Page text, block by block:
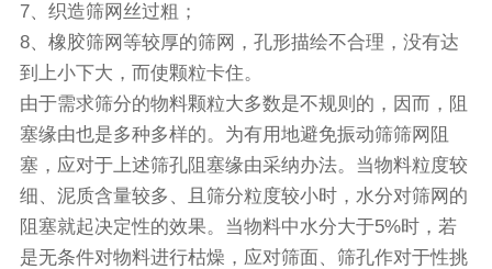
7、织造筛网丝过粗；
8、橡胶筛网等较厚的筛网，孔形描绘不合理，没有达
到上小下大，而使颗粒卡住。
由于需求筛分的物料颗粒大多数是不规则的，因而，阻
塞缘由也是多种多样的。为有用地避免振动筛筛网阻
塞，应对于上述筛孔阻塞缘由采纳办法。当物料粒度较
细、泥质含量较多、且筛分粒度较小时，水分对筛网的
阻塞就起决定性的效果。当物料中水分大于5%时，若
是无条件对物料进行枯燥，应对筛面、筛孔作对于性挑